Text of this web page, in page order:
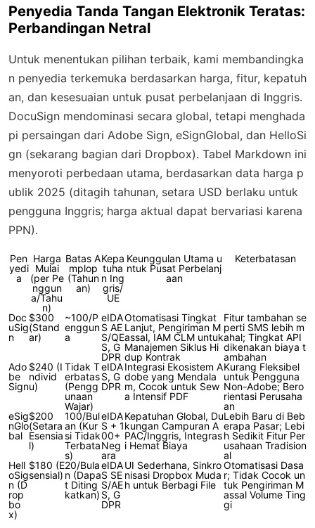
Penyedia Tanda Tangan Elektronik Teratas:
Perbandingan Netral
Untuk menentukan pilihan terbaik, kami membandingka
n penyedia terkemuka berdasarkan harga, fitur, kepatuh
an, dan kesesuaian untuk pusat perbelanjaan di Inggris.
DocuSign mendominasi secara global, tetapi menghada
pi persaingan dari Adobe Sign, eSignGlobal, dan HelloSi
gn (sekarang bagian dari Dropbox). Tabel Markdown ini
menyoroti perbedaan utama, berdasarkan data harga p
ublik 2025 (ditagih tahunan, setara USD berlaku untuk
pengguna Inggris; harga aktual dapat bervariasi karena
PPN).
Pen
yedi
a
Harga
Mulai
(per Pe
nggun
a/Tahu
n)
Batas A
mplop
(Tahun
an)
Kepa
tuha
n Ing
gris/
UE
Keunggulan Utama u
ntuk Pusat Perbelanj
aan
Keterbatasan
Doc
uSig
n
$300
(Stand
ar)
~100/P
enggun
a
eIDA
S AE
S/QE
S, G
DPR
Otomatisasi Tingkat
Lanjut, Pengiriman M
assal, IAM CLM untuk
Manajemen Siklus Hi
dup Kontrak
Fitur tambahan se
perti SMS lebih m
ahal; Tingkat API
dikenakan biaya t
ambahan
Ado
be
Sign
$240 (I
ndivid
u)
Tidak T
erbatas
(Pengg
unaan
Wajar)
eIDA
S, G
DPR
Integrasi Ekosistem A
dobe yang Mendala
m, Cocok untuk Sew
a Intensif PDF
Kurang Fleksibel
untuk Pengguna
Non-Adobe; Bero
rientasi Perusaha
an
eSig
nGlo
bal
$200
(Setara
Esensia
l)
100/Bul
an (Kur
si Tidak
Terbata
s)
eIDA
S + 1
00+
Neg
ara
Kepatuhan Global, Du
kungan Campuran A
PAC/Inggris, Integras
i Hemat Biaya
Lebih Baru di Beb
erapa Pasar; Lebi
h Sedikit Fitur Per
usahaan Tradision
al
Hell
oSig
n (D
rop
bo
x)
$180 (E
sensial)
20/Bula
n (Dapa
t Diting
katkan)
eIDA
S SE
S/AE
S, G
DPR
UI Sederhana, Sinkro
nisasi Dropbox Muda
h untuk Berbagi File
Otomatisasi Dasa
r; Tidak Cocok un
tuk Pengiriman M
assal Volume Ting
gi